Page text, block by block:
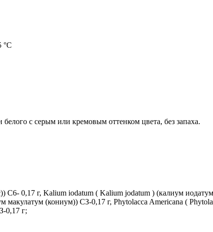
°C
с серым или кремовым оттенком цвета, без запаха.
С6- 0,17 г, Kalium iodatum ( Kalium jodatum ) (калиум
(кониум)) СЗ-0,17 г, Phytolacca Americana (
0,17 г;